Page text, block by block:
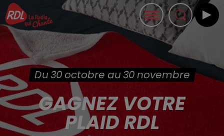
Du 30 octobre au 30 novembre
GAGNEZ VOTRE
PLAID RDL